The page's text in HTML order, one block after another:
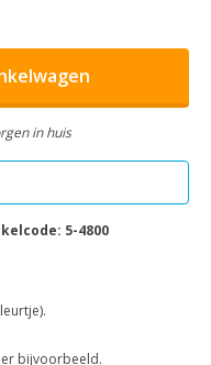
in huis
5-4800
bijvoorbeeld.